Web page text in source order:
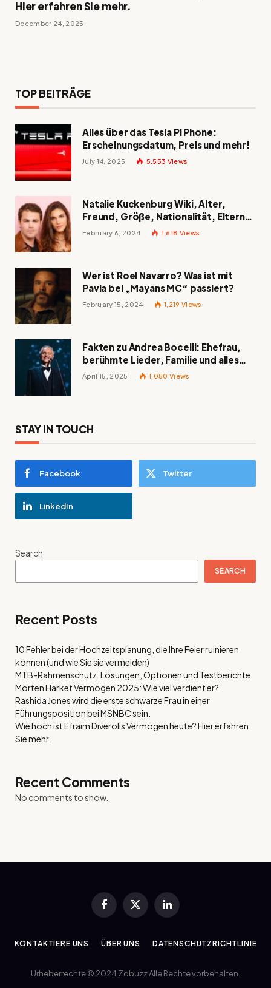
Hier erfahren Sie mehr.
December 24, 2025
TOP BEITRÄGE
Alles über das Tesla Pi Phone:
Erscheinungsdatum, Preis und mehr!
July 14, 2025 5,553 Views
Natalie Kuckenburg Wiki, Alter,
Freund, Größe, Nationalität, Eltern
und mehr
February 6, 2024 1,618 Views
Wer ist Roel Navarro? Was ist mit
Pavia bei „Mayans MC“ passiert?
February 15, 2024 1,219 Views
Fakten zu Andrea Bocelli: Ehefrau,
berühmte Lieder, Familie und alles
Wissenswerte über den italienischen
April 15, 2025 1,050 Views
STAY IN TOUCH
Facebook Twitter
LinkedIn
Search
SEARCH
Recent Posts
10 Fehler bei der Hochzeitsplanung, die Ihre Feier ruinieren
können (und wie Sie sie vermeiden)
MTB-Rahmenschutz: Lösungen, Optionen und Testberichte
Morten Harket Vermögen 2025: Wie viel verdient er?
Rashida Jones wird die erste schwarze Frau in einer
Führungsposition bei MSNBC sein.
Wie hoch ist Efraim Diverolis Vermögen heute? Hier erfahren
Sie mehr.
Recent Comments
No comments to show.
Facebook
X
LinkedIn
KONTAKTIERE UNS ÜBER UNS DATENSCHUTZRICHTLINIE
Urheberrechte © 2024 Zobuzz Alle Rechte vorbehalten.